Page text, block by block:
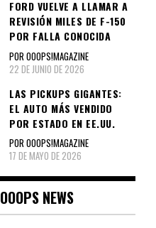
FORD VUELVE A LLAMAR A
REVISIÓN MILES DE F-150
POR FALLA CONOCIDA
POR OOOPS!MAGAZINE
22 DE JUNIO DE 2026
LAS PICKUPS GIGANTES:
EL AUTO MÁS VENDIDO
POR ESTADO EN EE.UU.
POR OOOPS!MAGAZINE
17 DE MAYO DE 2026
OOOPS NEWS